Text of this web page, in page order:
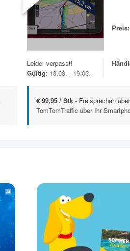
Preis:
Leider verpasst!
Gültig: 13.03. - 19.03.
€ 99,95 / Stk - Freisprechen
TomTomTraffic über Ihr